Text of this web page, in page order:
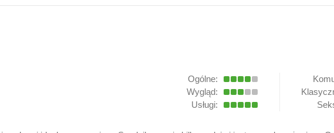
Ogólne:
Wygląd:
Usługi: